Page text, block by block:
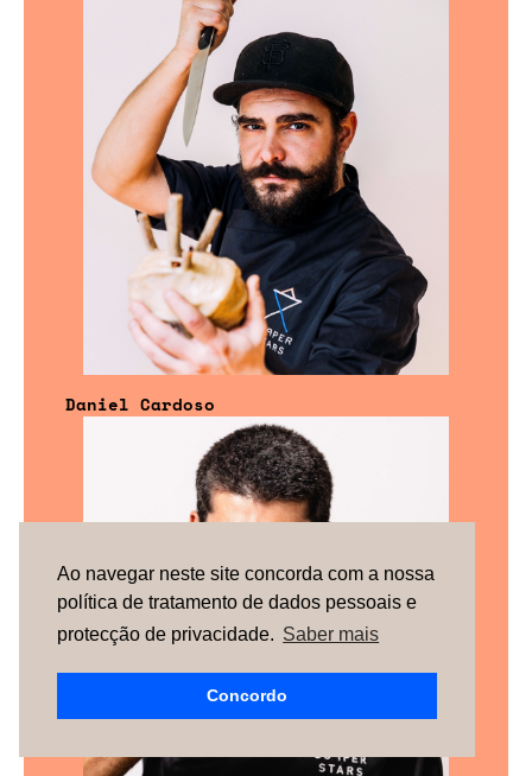
Ao navegar neste site concorda com a nossa
política de tratamento de dados pessoais e
protecção de privacidade. Saber mais
Concordo
Daniel Cardoso